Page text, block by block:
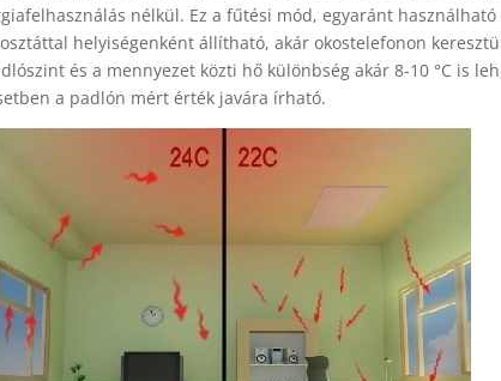
nélkül. Ez a fűtési mód, egyaránt
helyiségenként állítható, akár okostelefonon
és a mennyezet közti hő különbség akár 8-10 °C is
a padlón mért érték javára írható.